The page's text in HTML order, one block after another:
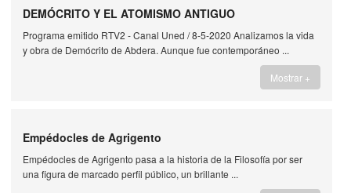
DEMÓCRITO Y EL ATOMISMO ANTIGUO
Programa emitido RTV2 - Canal Uned / 8-5-2020 Analizamos la vida
y obra de Demócrito de Abdera. Aunque fue contemporáneo ...
Mostrar +
Empédocles de Agrigento
Empédocles de Agrigento pasa a la historia de la Filosofía por ser
una figura de marcado perfil público, un brillante ...